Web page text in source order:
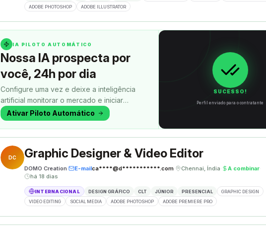
ADOBE PHOTOSHOP
ADOBE ILLUSTRATOR
IA PILOTO AUTOMÁTICO
Nossa IA prospecta por
você, 24h por dia
Configure uma vez e deixe a inteligência
artificial monitorar o mercado e iniciar
contatos enquanto você faz outra coisa.
Ativar Piloto Automático
SUCESSO!
Perfil enviado para o contratante
DC Graphic Designer & Video Editor
DOMO Creation· E-mailca****@d***********.com· Chennai, Índia· A combinar·
há 18 dias
INTERNACIONAL DESIGN GRÁFICO CLT JÚNIOR PRESENCIAL
GRAPHIC DESIGN
VIDEO EDITING
SOCIAL MEDIA ADOBE PHOTOSHOP ADOBE PREMIERE PRO